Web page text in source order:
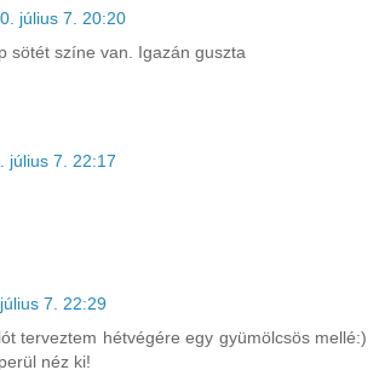
július 7. 20:20
sötét színe van. Igazán guszta
július 7. 22:17
7. 22:29
terveztem hétvégére egy gyümölcsös mellé:)
néz ki!